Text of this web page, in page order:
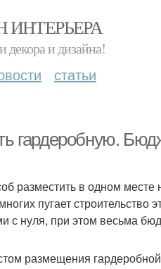
ИНТЕРЬЕРА
декора и дизайна!
статьи
гардеробную.
разместить в одном
пугает строительство
с нуля, при этом весьма
размещения